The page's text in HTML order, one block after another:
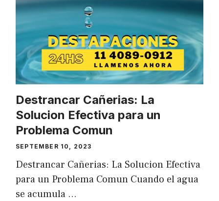
Destrancar Cañerias: La
Solucion Efectiva para un
Problema Comun
SEPTEMBER 10, 2023
Destrancar Cañerias: La Solucion Efectiva
para un Problema Comun Cuando el agua
se acumula …